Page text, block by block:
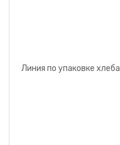
Линия по упаковке хлеба